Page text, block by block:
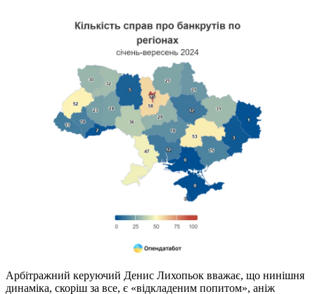
Арбітражний керуючий Денис Лихопьок вважає, що нинішня
динаміка, скоріш за все, є «відкладеним попитом», аніж